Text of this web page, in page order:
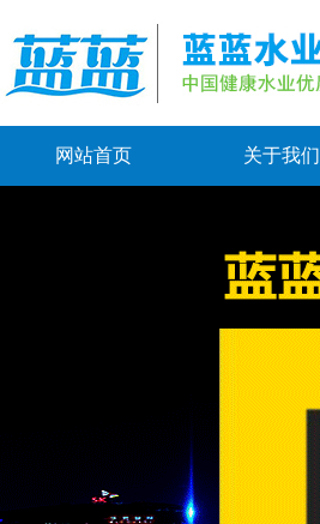
网站首页 关于我们